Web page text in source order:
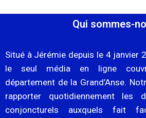
Qui sommes-
Situé à Jérémie depuis le 4 janvier
le seul média en ligne
département de la Grand’Anse.
rapporter quotidiennement les
conjoncturels auxquels fait